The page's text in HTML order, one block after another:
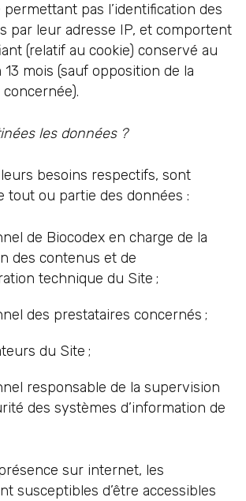
pas l’identification des
par leur adresse IP, et comportent
(relatif au cookie) conservé au
mois (sauf opposition de la
les données ?
besoins respectifs, sont
tout ou partie des données :
de Biocodex en charge de la
des contenus et de
technique du Site ;
des prestataires concernés ;
du Site ;
responsable de la supervision
des systèmes d’information de
sur internet, les
susceptibles d’être accessibles